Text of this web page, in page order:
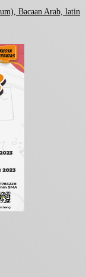
Bacaan Arab, latin